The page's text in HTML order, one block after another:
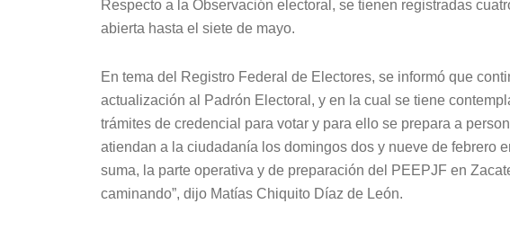
Respecto a la Observación electoral, se tienen registradas
abierta hasta el siete de mayo.
En tema del Registro Federal de Electores, se informó que
actualización al Padrón Electoral, y en la cual se tiene
trámites de credencial para votar y para ello se prepara a
atiendan a la ciudadanía los domingos dos y nueve de febrero
suma, la parte operativa y de preparación del PEEPJF en
caminando”, dijo Matías Chiquito Díaz de León.